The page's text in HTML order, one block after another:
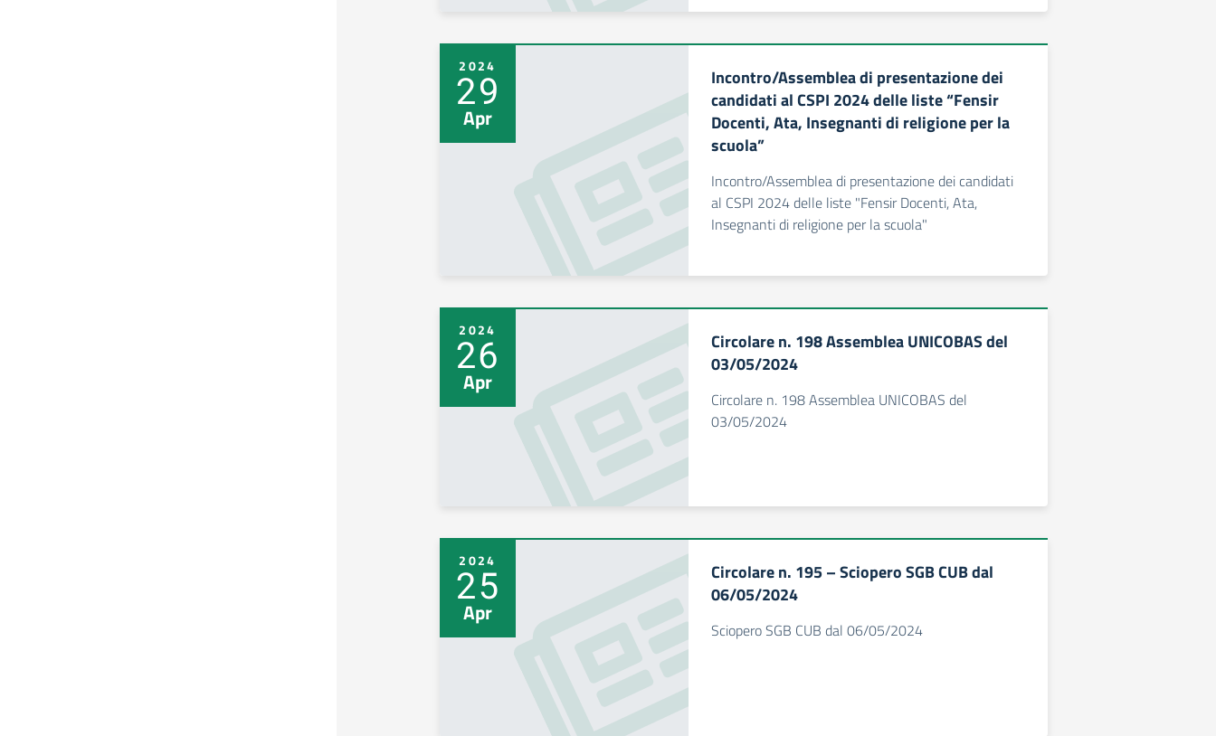
2024
29
Apr
Incontro/Assemblea di presentazione dei
candidati al CSPI 2024 delle liste “Fensir
Docenti, Ata, Insegnanti di religione per la
scuola”
Incontro/Assemblea di presentazione dei candidati
al CSPI 2024 delle liste "Fensir Docenti, Ata,
Insegnanti di religione per la scuola"
2024
26
Apr
Circolare n. 198 Assemblea UNICOBAS del
03/05/2024
Circolare n. 198 Assemblea UNICOBAS del
03/05/2024
2024
25
Apr
Circolare n. 195 – Sciopero SGB CUB dal
06/05/2024
Sciopero SGB CUB dal 06/05/2024